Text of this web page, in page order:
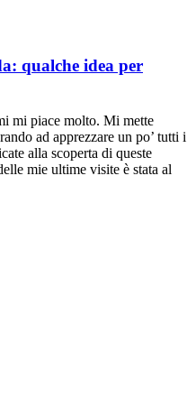
qualche idea per
mi piace molto. Mi mette
ad apprezzare un po’ tutti i
alla scoperta di queste
mie ultime visite è stata al